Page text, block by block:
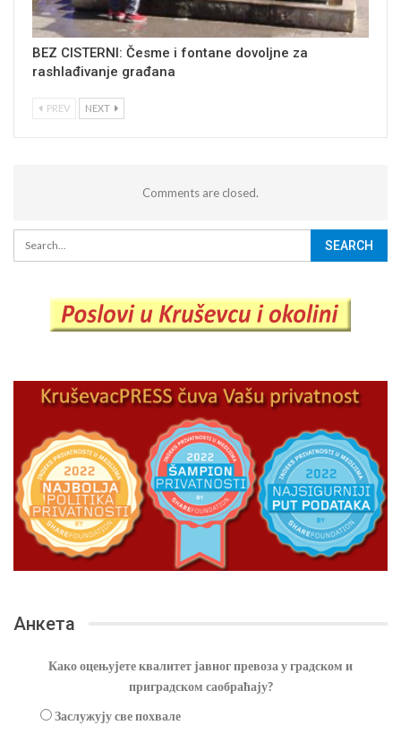
BEZ CISTERNI: Česme i fontane dovoljne za
rashlađivanje građana
PREV NEXT
Comments are closed.
Анкета
Како оцењујете квалитет јавног превоза у градском и
приградском саобраћају?
Заслужују све похвале